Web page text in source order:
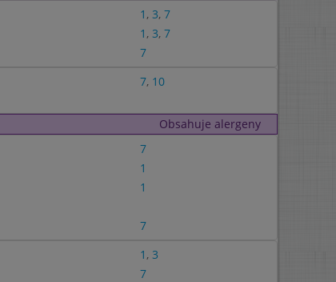
1 , 3, 7
1 , 3, 7
7
7, 10
Obsahuje alergeny
7
1
1
7
1 , 3
7